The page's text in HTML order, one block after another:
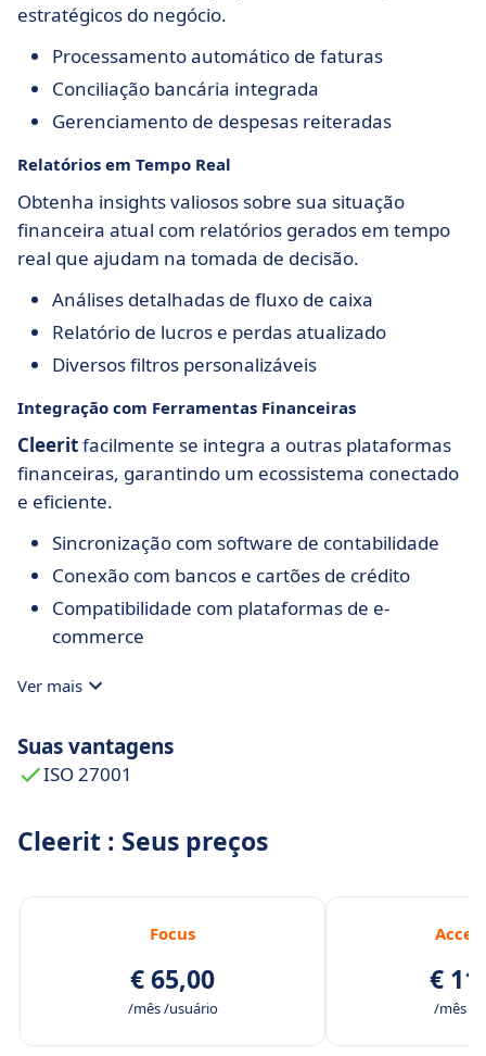
estratégicos do negócio.
Processamento automático de faturas
Conciliação bancária integrada
Gerenciamento de despesas reiteradas
Relatórios em Tempo Real
Obtenha insights valiosos sobre sua situação
financeira atual com relatórios gerados em tempo
real que ajudam na tomada de decisão.
Análises detalhadas de fluxo de caixa
Relatório de lucros e perdas atualizado
Diversos filtros personalizáveis
Integração com Ferramentas Financeiras
Cleeritfacilmente se integra a outras plataformas
financeiras, garantindo um ecossistema conectado
e eficiente.
Sincronização com software de contabilidade
Conexão com bancos e cartões de crédito
Compatibilidade com plataformas de e-
commerce
Ver mais
Suas vantagens
ISO 27001
Cleerit : Seus preços
Focus
€ 65,00
/mês /usuário
€
/mês /